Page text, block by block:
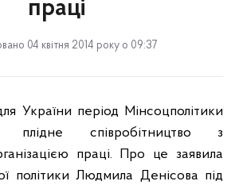
праці
04 квітня 2014 року о 09:37
України період Мінсоцполітики
плідне співробітництво з
праці. Про це заявила
політики Людмила Денісова під